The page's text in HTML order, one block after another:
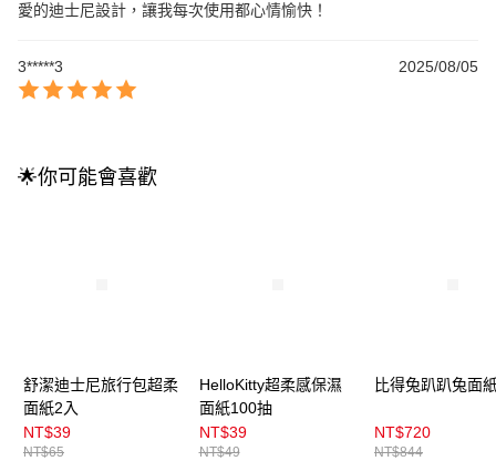
愛的迪士尼設計，讓我每次使用都心情愉快！
3*****3 2025/08/05
🌟你可能會喜歡
舒潔迪士尼旅行包超柔
面紙2入
NT$39
NT$65
HelloKitty超柔感保濕
面紙100抽
NT$39
NT$49
比得兔趴趴兔面
NT$720
NT$844